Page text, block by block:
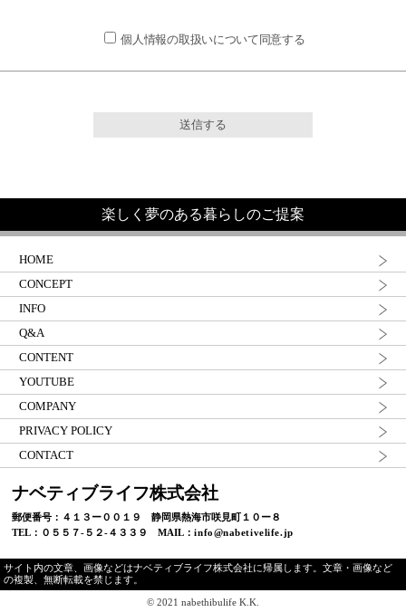
個人情報の取扱いについて同意する
楽しく夢のある暮らしのご提案
HOME
CONCEPT
INFO
Q&A
CONTENT
YOUTUBE
COMPANY
PRIVACY POLICY
CONTACT
ナベティブライフ株式会社
郵便番号：４１３ー００１９ 静岡県熱海市咲見町１０ー８
TEL：０５５７-５２-４３３９ MAIL：info@nabetivelife.jp
サイト内の文章、画像などはナベティブライフ株式会社に帰属します。文章・画像など
の複製、無断転載を禁じます。
© 2021 nabethibulife K.K.